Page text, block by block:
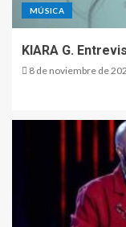
MÚSICA
KIARA G.
8 de noviembre de